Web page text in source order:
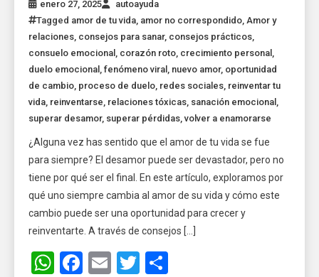
enero 27, 2025
autoayuda
Tagged amor de tu vida amor no correspondido Amor y
relaciones consejos para sanar, consejos prácticos
consuelo emocional
corazón roto crecimiento personal
duelo emocional ,fenómeno viral nuevo amor, oportunidad
de cambio proceso de duelo redes sociales reinventar tu
vida reinventarse relaciones tóxicas sanación emocional
superar desamor, superar pérdidas ,volver a enamorarse
¿Alguna vez has sentido que el amor de tu vida se fue
para siempre? El desamor puede ser devastador, pero no
tiene por qué ser el final. En este artículo, exploramos por
qué uno siempre cambia al amor de su vida y cómo este
cambio puede ser una oportunidad para crecer y
reinventarte. A través de consejos […]
WhatsApp
Facebook
EmailTwitter